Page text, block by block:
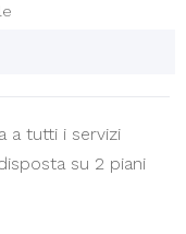
a tutti i servizi
su 2 piani